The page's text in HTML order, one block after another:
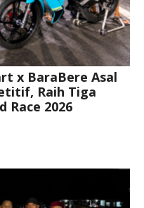
x BaraBere Asal
Raih Tiga
Race 2026